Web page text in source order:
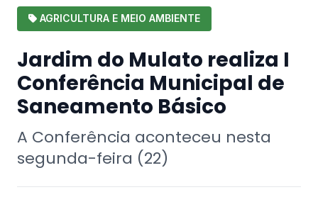
AGRICULTURA E MEIO AMBIENTE
Jardim do Mulato realiza I
Conferência Municipal de
Saneamento Básico
A Conferência aconteceu nesta
segunda-feira (22)